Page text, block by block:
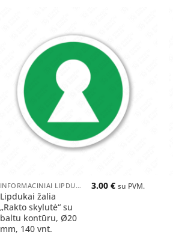
INFORMACINIAI LIPDUKAI
Lipdukai žalia
„Rakto skylutė“ su
baltu kontūru, Ø20
mm, 140 vnt.
3.00 € su PVM.